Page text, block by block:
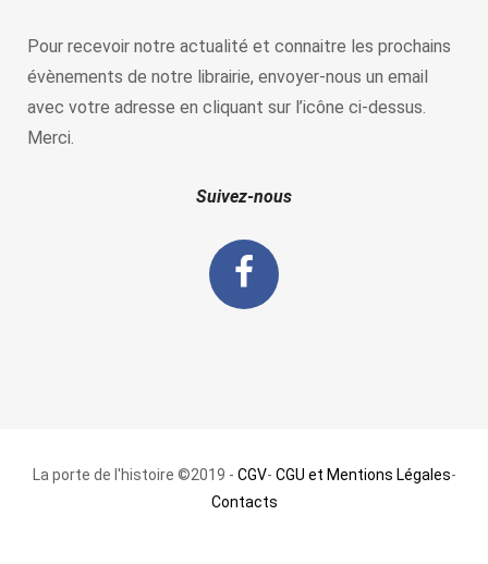
Pour recevoir notre actualité et connaitre les prochains
évènements de notre librairie, envoyer-nous un email
avec votre adresse en cliquant sur l’icône ci-dessus.
Merci.
Suivez-nous
La porte de l'histoire ©2019 - CGV- CGU et Mentions Légales-
Contacts